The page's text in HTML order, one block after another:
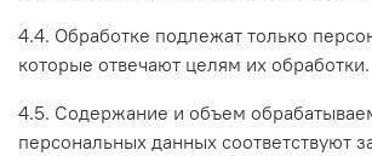
4.4. Обработке подлежат только
которые отвечают целям их обработки.
4.5. Содержание и объем
персональных данных соответствуют